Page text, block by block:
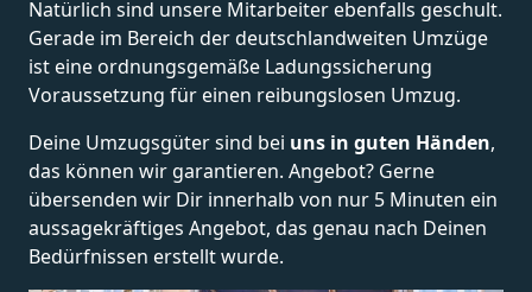
Natürlich sind unsere Mitarbeiter ebenfalls geschult.
Gerade im Bereich der deutschlandweiten Umzüge
ist eine ordnungsgemäße Ladungssicherung
Voraussetzung für einen reibungslosen Umzug.
Deine Umzugsgüter sind bei uns in guten Händen,
das können wir garantieren. Angebot? Gerne
übersenden wir Dir innerhalb von nur 5 Minuten ein
aussagekräftiges Angebot, das genau nach Deinen
Bedürfnissen erstellt wurde.